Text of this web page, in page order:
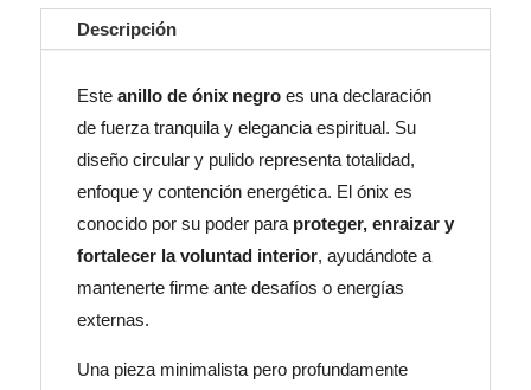
Descripción
Este anillo de ónix negroes una declaración
de fuerza tranquila y elegancia espiritual. Su
diseño circular y pulido representa totalidad,
enfoque y contención energética. El ónix es
conocido por su poder para proteger, enraizar y
fortalecer la voluntad interior, ayudándote a
mantenerte firme ante desafíos o energías
externas.
Una pieza minimalista pero profundamente